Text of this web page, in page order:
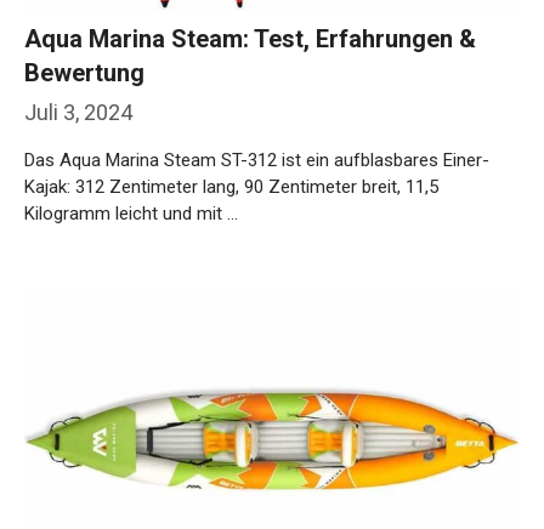
Juli 3, 2024
Aqua Marina Steam: Test, Erfahrungen &
Bewertung
Das Aqua Marina Steam ST-312 ist ein aufblasbares Einer-
Kajak: 312 Zentimeter lang, 90 Zentimeter breit, 11,5
Kilogramm leicht und mit …